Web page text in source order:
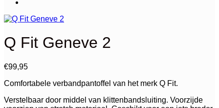
Q Fit Geneve 2
€99,95
Comfortabele verbandpantoffel van het merk Q Fit.
Verstelbaar door middel van klittenbandsluiting. Voorzijde